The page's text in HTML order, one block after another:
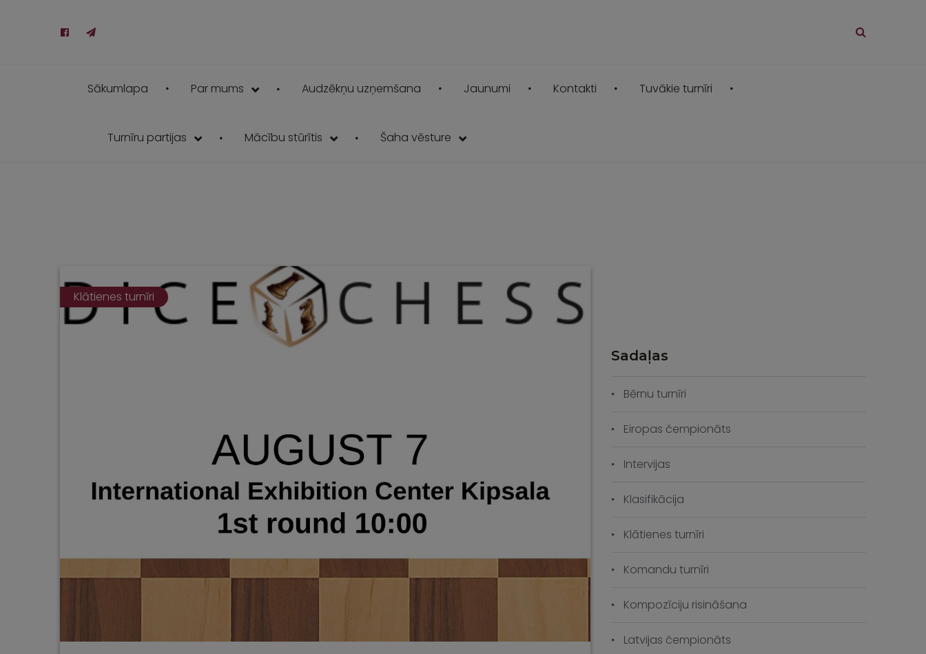
Sākumlapa Par mums Audzēkņu uzņemšana Jaunumi Kontakti Tuvākie turnīri
Turnīru partijas Mācību stūrītis Šaha vēsture
Klātienes turnīri
Sadaļas
Bērnu turnīri
Eiropas čempionāts
Intervijas
Klasifikācija
Klātienes turnīri
Komandu turnīri
Kompozīciju risināšana
Latvijas čempionāts